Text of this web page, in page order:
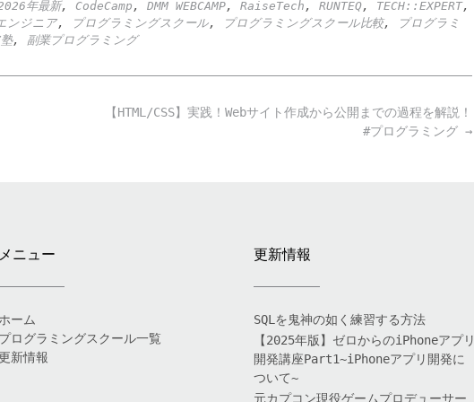
年最新, CodeCamp , DMM WEBCAMP, RaiseTech , RUNTEQ, TECH::EXPERT,
ンジニア, プログラミングスクール, プログラミングスクール比較,
プログラミ
, 副業プログラミング
【HTML/CSS】実践！Webサイト作成から公開までの過程を解説！
#プログラミング→
メニュー
ホーム
プログラミングスクール一覧
新情報
更新情報
SQLを鬼神の如く練習する方法
【2025年版】ゼロからのiPhoneアプリ
開発講座Part1~iPhoneアプリ開発に
ついて~
元カプコン現役ゲームプロデューサー